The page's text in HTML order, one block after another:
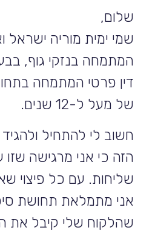
שלום,
שמי ימית מוריה ישראל
המתמחה בנזקי גוף,
דין פרטי המתמחה
של מעל ל-12 שנים.
חשוב לי להתחיל
הזה כי אני מרגישה
שליחות. עם כל פיצוי
אני מתמלאת תחושת
שהלקוח שלי קיבל את